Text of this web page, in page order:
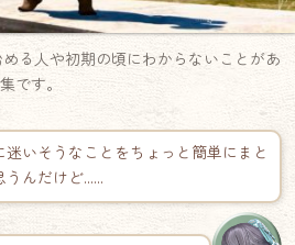
る人や初期の頃にわからないことがあ
です。
迷いそうなことをちょっと簡単にまと
うんだけど……